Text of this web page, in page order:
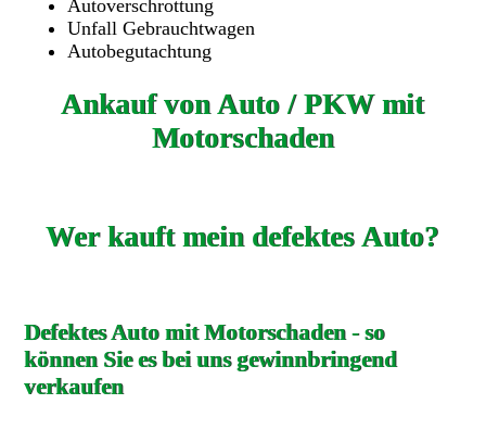
Autoverschrottung
Unfall Gebrauchtwagen
Autobegutachtung
Ankauf von Auto / PKW mit
Motorschaden
Wer kauft mein defektes Auto?
Defektes Auto mit Motorschaden - so
können Sie es bei uns gewinnbringend
verkaufen